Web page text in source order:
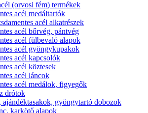
(orvosi fém) termékek
acél medáltartók
acél alkatrészek
acél bőrvég, pántvég
acél fülbevaló alapok
acél gyöngykupakok
acél kapcsolók
acél köztesek
acél láncok
acél medálok, figyegők
drótok
ajándéktasakok, gyöngytartó dobozok
karkötő alapok